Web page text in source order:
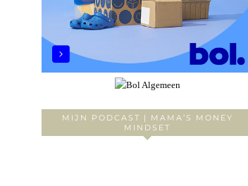
MIJN PODCAST | MAMA’S MONEY
MINDSET